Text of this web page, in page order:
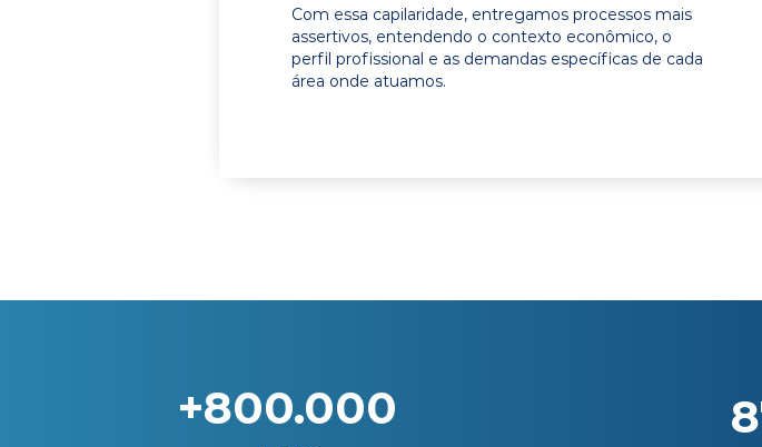
Com essa capilaridade, entregamos processos mais
assertivos, entendendo o contexto econômico, o
perfil profissional e as demandas específicas de cada
área onde atuamos.
+800.000